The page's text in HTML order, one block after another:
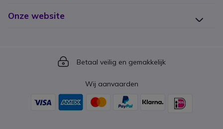
Onze website
Icon
Betaal veilig en gemakkelijk
Wij aanvaarden